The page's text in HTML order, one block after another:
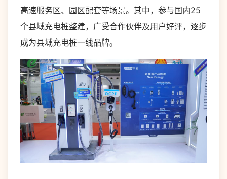
高速服务区、园区配套等场景。其中，参与国内25
个县域充电桩整建，广受合作伙伴及用户好评，逐步
成为县域充电桩一线品牌。